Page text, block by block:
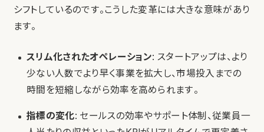
シフトしているのです。こうした変革には大きな意味があり
ます。
スリム化されたオペレーション: スタートアップは、より
少ない人数でより早く事業を拡大し、市場投入までの
時間を短縮しながら効率を高められます。
指標の変化: セールスの効率やサポート体制、従業員一